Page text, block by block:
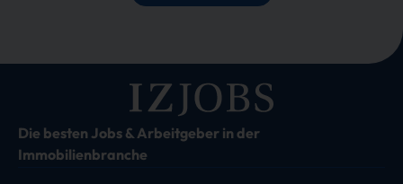
Die besten Jobs & Arbeitgeber in der
Immobilienbranche